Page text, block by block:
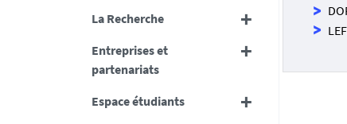
La Recherche
Entreprises et
partenariats
Espace étudiants